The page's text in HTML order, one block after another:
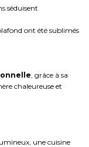
séduisent
ont été sublimés
, grâce à sa
chaleureuse et
une cuisine